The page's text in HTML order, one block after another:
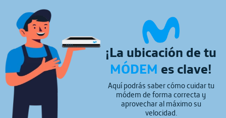
¡La ubicación de tu
MÓDEM es clave!
Aquí podrás saber cómo cuidar tu
módem de forma correcta y
aprovechar al máximo su
velocidad.